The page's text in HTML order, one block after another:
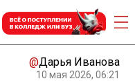
@Дарья Иванова
10 мая 2026, 06:21